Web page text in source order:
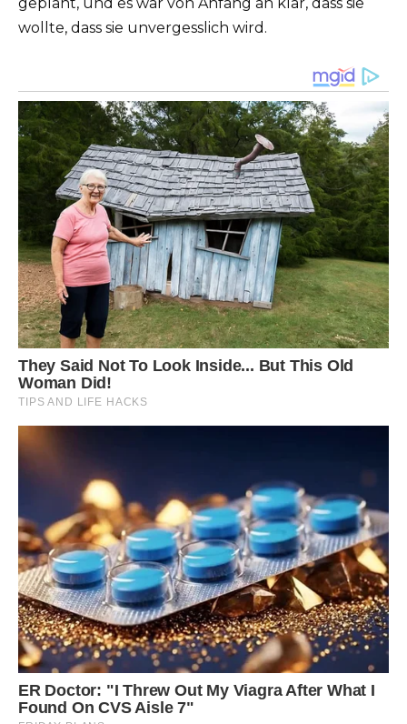
wollte, dass sie unvergesslich wird.